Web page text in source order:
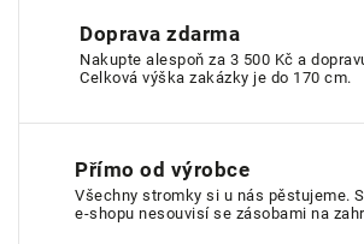
Doprava zdarma
Nakupte alespoň za 3 500 Kč a
Celková výška zakázky je do 170 cm.
Přímo od výrobce
Všechny stromky si u nás pěstujeme.
e-shopu nesouvisí se zásobami na